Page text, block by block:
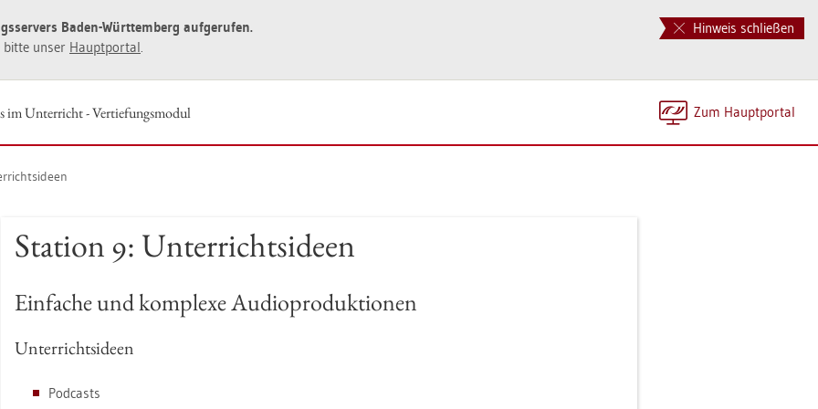
Hinweis schließen
Baden-Würt­tem­berg auf­ge­ru­fen.
bitte unser Haupt­por­tal.
Zum Haupt­por­tal
im Un­ter­richt - Ver­tie­fungs­mo­dul
Sta­ti­on 9: Un­ter­richts­ide­en
Ein­fa­che und kom­ple­xe Au­dio­pro­duk­tio­nen
Un­ter­richts­ide­en
Pod­casts